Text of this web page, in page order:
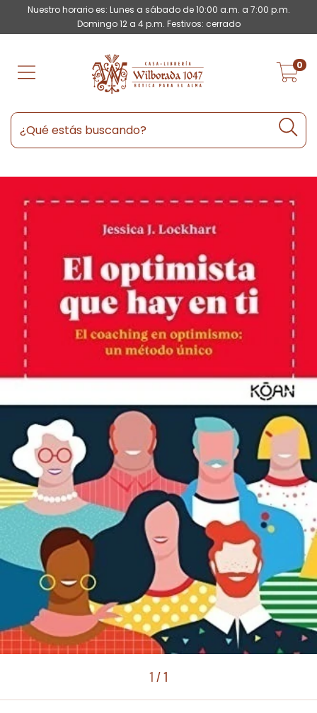
Nuestro horario es: Lunes a sábado de 10:00 a.m. a 7:00 p.m.
Domingo 12 a 4 p.m. Festivos: cerrado
0
1 /1